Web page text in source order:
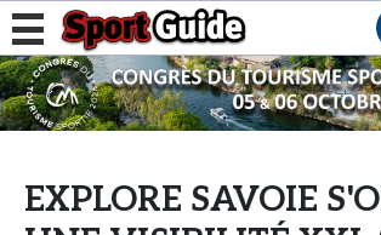
L
e
b
s
i
EXPLORE SAVOIE